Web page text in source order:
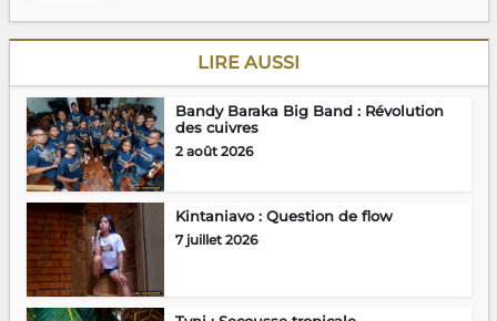
LIRE AUSSI
Bandy Baraka Big Band : Révolution
des cuivres
2 août 2026
Kintaniavo : Question de flow
7 juillet 2026